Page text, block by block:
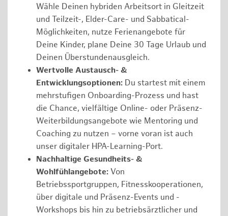
Wähle Deinen hybriden Arbeitsort in Gleitzeit
und Teilzeit-, Elder-Care- und Sabbatical-
Möglichkeiten, nutze Ferienangebote für
Deine Kinder, plane Deine 30 Tage Urlaub und
Deinen Überstundenausgleich.
Wertvolle Austausch- &
Entwicklungsoptionen: Du startest mit einem
mehrstufigen Onboarding-Prozess und hast
die Chance, vielfältige Online- oder Präsenz-
Weiterbildungsangebote wie Mentoring und
Coaching zu nutzen – vorne voran ist auch
unser digitaler HPA-Learning-Port.
Nachhaltige Gesundheits- &
Wohlfühlangebote: Von
Betriebssportgruppen, Fitnesskooperationen,
über digitale und Präsenz-Events und -
Workshops bis hin zu betriebsärztlicher und